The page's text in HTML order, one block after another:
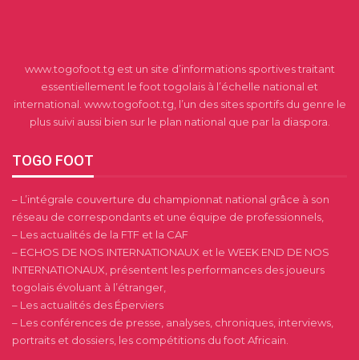
www.togofoot.tg est un site d’informations sportives traitant
essentiellement le foot togolais à l’échelle national et
international. www.togofoot.tg, l’un des sites sportifs du genre le
plus suivi aussi bien sur le plan national que par la diaspora.
TOGO FOOT
– L’intégrale couverture du championnat national grâce à son
réseau de correspondants et une équipe de professionnels,
– Les actualités de la FTF et la CAF
– ECHOS DE NOS INTERNATIONAUX et le WEEK END DE NOS
INTERNATIONAUX, présentent les performances des joueurs
togolais évoluant à l’étranger,
– Les actualités des Éperviers
– Les conférences de presse, analyses, chroniques, interviews,
portraits et dossiers, les compétitions du foot Africain.